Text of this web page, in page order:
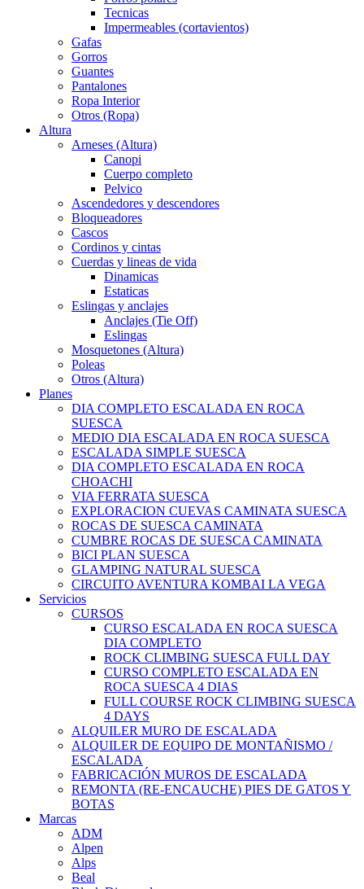
Tecnicas
Impermeables (cortavientos)
Gafas
Gorros
Guantes
Pantalones
Ropa Interior
Otros (Ropa)
Altura
Arneses (Altura)
Canopi
Cuerpo completo
Pelvico
Ascendedores y descendores
Bloqueadores
Cascos
Cordinos y cintas
Cuerdas y lineas de vida
Dinamicas
Estaticas
Eslingas y anclajes
Anclajes (Tie Off)
Eslingas
Mosquetones (Altura)
Poleas
Otros (Altura)
Planes
DIA COMPLETO ESCALADA EN ROCA
SUESCA
MEDIO DIA ESCALADA EN ROCA SUESCA
ESCALADA SIMPLE SUESCA
DIA COMPLETO ESCALADA EN ROCA
CHOACHI
VIA FERRATA SUESCA
EXPLORACION CUEVAS CAMINATA SUESCA
ROCAS DE SUESCA CAMINATA
CUMBRE ROCAS DE SUESCA CAMINATA
BICI PLAN SUESCA
GLAMPING NATURAL SUESCA
CIRCUITO AVENTURA KOMBAI LA VEGA
Servicios
CURSOS
CURSO ESCALADA EN ROCA SUESCA
DIA COMPLETO
ROCK CLIMBING SUESCA FULL DAY
CURSO COMPLETO ESCALADA EN
ROCA SUESCA 4 DIAS
FULL COURSE ROCK CLIMBING SUESCA
4 DAYS
ALQUILER MURO DE ESCALADA
ALQUILER DE EQUIPO DE MONTAÑISMO /
ESCALADA
FABRICACIÓN MUROS DE ESCALADA
REMONTA (RE-ENCAUCHE) PIES DE GATOS Y
BOTAS
Marcas
ADM
Alpen
Alps
Beal